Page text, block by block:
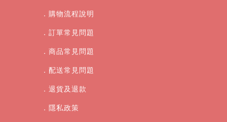
．購物流程說明
．訂單常見問題
．商品常見問題
．配送常見問題
．退貨及退款
． 隱私政策